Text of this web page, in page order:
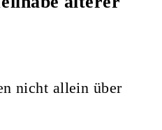
nicht allein über